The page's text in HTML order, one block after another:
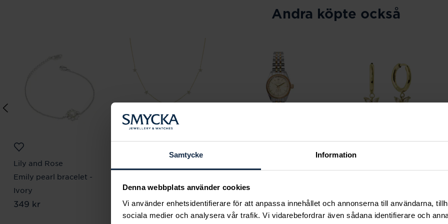
Samtycke Information
Denna webbplats använder cookies
Vi använder enhetsidentifierare för att anpassa innehållet och annonserna till användarna,
sociala medier och analysera vår trafik. Vi vidarebefordrar även sådana identifierare och
Andra köpte också
Lily and Rose
Emily pearl bracelet -
Ivory
Pris :349 kr
349 kr
Pris:799 kr
799 kr Pris
2 399 kr